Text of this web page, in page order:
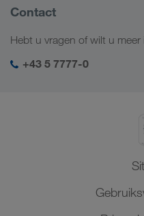
Digitale oplossingen
Brancheoplossingen
Kaukasus
Centraal-Azië
Midden-Oosten
Bedrijfsinformatie
Sociale
SHEQ-management
Contact
Hebt u vragen of wilt u
+43 5 7777-0